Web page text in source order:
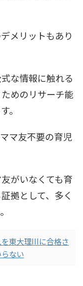
メリットもあり
な情報に触れる
めのリサーチ能
。
マ友不要の育児
がいなくても育
拠として、多く
東大理IIIに合格さ
ない